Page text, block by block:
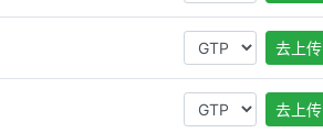
去上传
去上传